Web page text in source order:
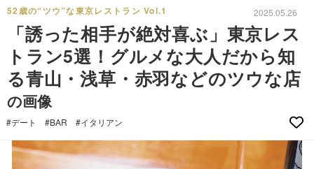
52歳の“ツウ”な東京レストラン Vol.1 2025.05.26
「誘った相手が絶対喜ぶ」東京レス
トラン5選！グルメな大人だから知
る青山・浅草・赤羽などのツウな店
の画像
#デート #BAR #イタリアン